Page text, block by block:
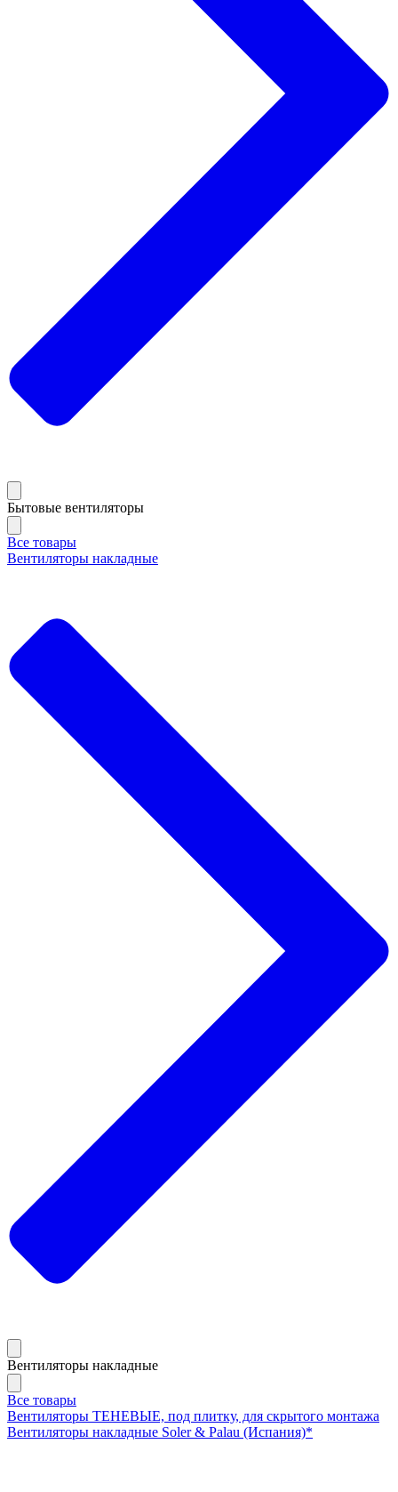
Бытовые вентиляторы
Все товары
Вентиляторы накладные
Вентиляторы накладные
Все товары
Вентиляторы ТЕНЕВЫЕ, под плитку, для скрытого монтажа
Вентиляторы накладные Soler & Palau (Испания)*